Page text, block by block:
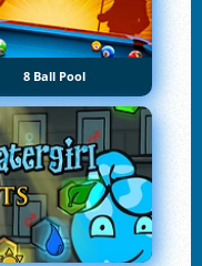
8 Ball Pool